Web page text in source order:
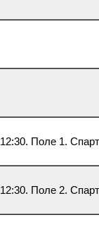
12:30. Поле 1.
12:30. Поле 2.